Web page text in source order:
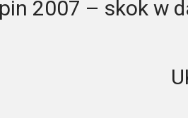
2007 – skok w